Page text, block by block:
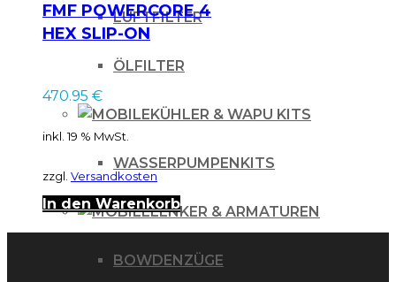
LUFTFILTER
ÖLFILTER
KÜHLER & WAPU KITS
WASSERPUMPENKITS
LENKER & ARMATUREN
BOWDENZÜGE
FMF POWERCORE 4
HEX SLIP-ON
SCHALLDÄMPFER
12-15
470.95 €
inkl. 19 % MwSt.
zzgl. Versandkosten
In den Warenkorb